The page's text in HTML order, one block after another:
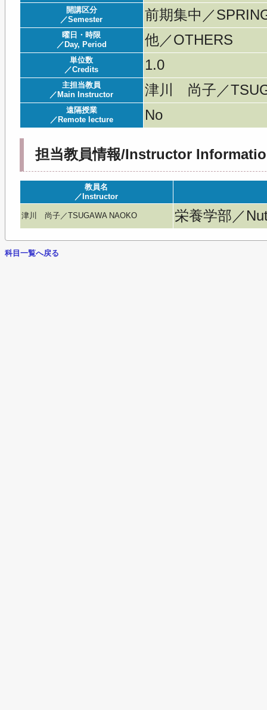
開講区分
／Semester
前期集中／
曜日・時限
／Day, Period
他／OTHERS
単位数
／Credits
1.0
主担当教員
／Main Instructor
津川 尚子／
遠隔授業
／Remote lecture
No
担当教員情報/Instructor
教員名
／Instructor
津川 尚子／TSUGAWA NAOKO 栄養学部／
科目一覧へ戻る